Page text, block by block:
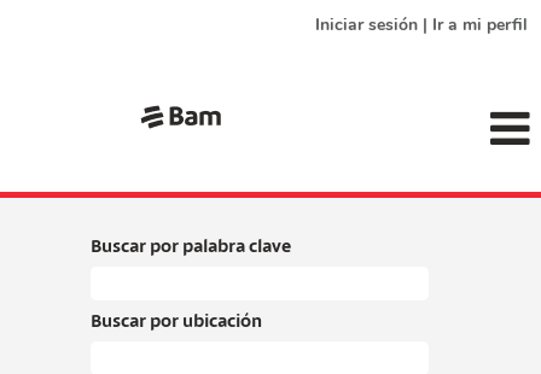
Iniciar sesión | Ir a mi perfil
Buscar por palabra clave
Buscar por ubicación